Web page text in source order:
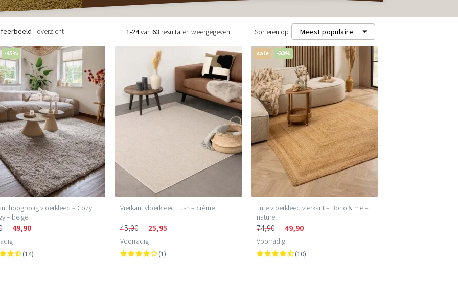
overzicht 1-24van63 resultaten weergegeven Sorteren op Meest populaire
Meest populaire
Nieuwste
Laagste prijs (m²)
Hoogste prijs (m²)
-45%
hoogpolig vloerkleed – Cozy
– beige
49,90
(14)
Vierkant vloerkleed Lush – crème
45,00 25,95
Voorradig
(1)
sale -33%
Jute vloerkleed vierkant – Boho & me –
naturel
74,90 49,90
Voorradig
(10)